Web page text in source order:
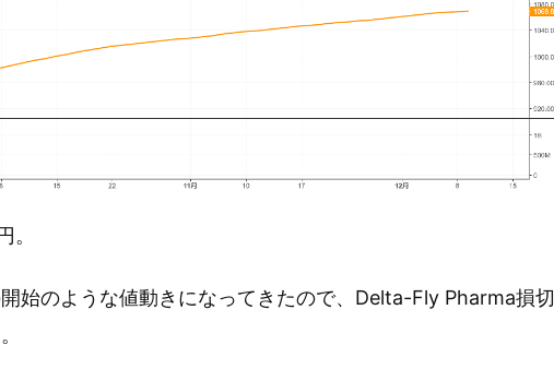
。
始のような値動きになってきたので、Delta-Fly Pharma損切